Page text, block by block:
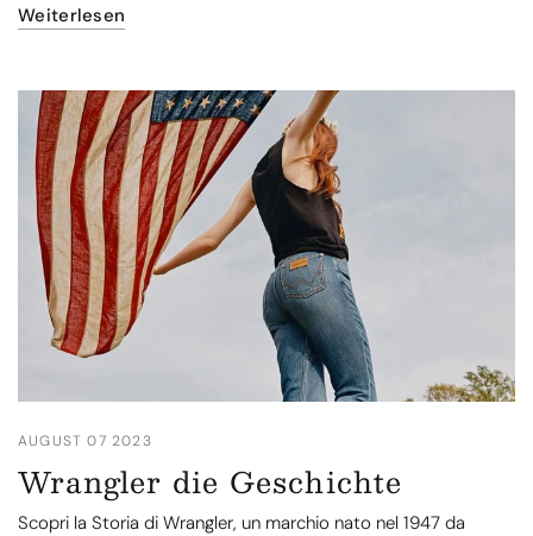
Weiterlesen
AUGUST 07 2023
Wrangler die Geschichte
Scopri la Storia di Wrangler, un marchio nato nel 1947 da